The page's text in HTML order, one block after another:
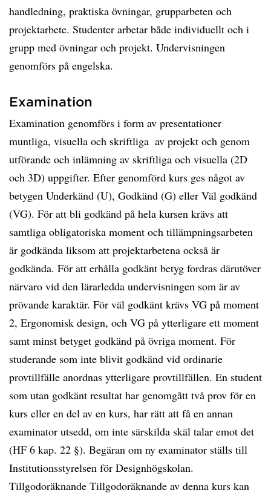
handledning, praktiska övningar, grupparbeten och
projektarbete. Studenter arbetar både individuellt och i
grupp med övningar och projekt. Undervisningen
genomförs på engelska.
Examination
Examination genomförs i form av presentationer 
muntliga, visuella och skriftliga  av projekt och genom
utförande och inlämning av skriftliga och visuella (2D
och 3D) uppgifter. Efter genomförd kurs ges något av
betygen Underkänd (U), Godkänd (G) eller Väl godkänd
(VG). För att bli godkänd på hela kursen krävs att
samtliga obligatoriska moment och tillämpningsarbeten
är godkända liksom att projektarbetena också är
godkända. För att erhålla godkänt betyg fordras därutöver
närvaro vid den lärarledda undervisningen som är av
prövande karaktär. För väl godkänt krävs VG på moment
2, Ergonomisk design, och VG på ytterligare ett moment
samt minst betyget godkänd på övriga moment. För
studerande som inte blivit godkänd vid ordinarie
provtillfälle anordnas ytterligare provtillfällen. En student
som utan godkänt resultat har genomgått två prov för en
kurs eller en del av en kurs, har rätt att få en annan
examinator utsedd, om inte särskilda skäl talar emot det
(HF 6 kap. 22 §). Begäran om ny examinator ställs till
Institutionsstyrelsen för Designhögskolan.
Tillgodoräknande Tillgodoräknande av denna kurs kan